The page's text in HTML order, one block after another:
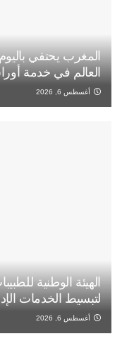
المغرب يحتفي
العالم في خدمة أوراش
أغسطس 6, 2026
الهيئة الوطنية
لتبسيط الخدمات
أغسطس 6, 2026